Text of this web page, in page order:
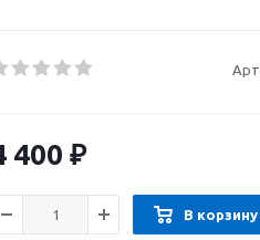
400 ₽
В корзину